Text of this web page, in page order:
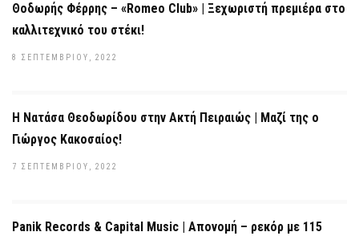
Θοδωρής Φέρρης – «Romeo Club» | Ξεχωριστή πρεμιέρα στο
καλλιτεχνικό του στέκι!
8 ΣΕΠΤΕΜΒΡΊΟΥ, 2022
Η Νατάσα Θεοδωρίδου στην Ακτή Πειραιώς | Μαζί της ο
Γιώργος Κακοσαίος!
7 ΣΕΠΤΕΜΒΡΊΟΥ, 2022
Panik Records & Capital Music | Απονομή – ρεκόρ με 115